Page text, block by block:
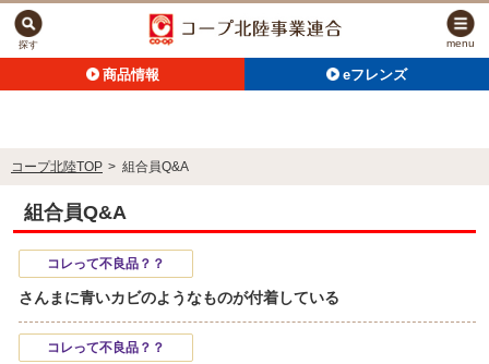
商品情報 eフレンズ
探す menu
コープ北陸TOP > 組合員Q&A
組合員Q&A
コレって不良品？？
さんまに青いカビのようなものが付着している
コレって不良品？？